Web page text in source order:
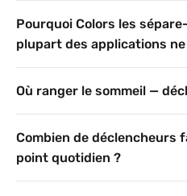
Pourquoi Colors les
plupart des applications
Où ranger le sommeil —
Combien de
point quotidien ?